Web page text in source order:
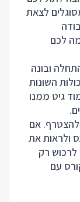
לצאת
לכם
ובונה
השונות
גיט ממנו
להצטרף. אם
ולראות את
לרכוש רק
עם